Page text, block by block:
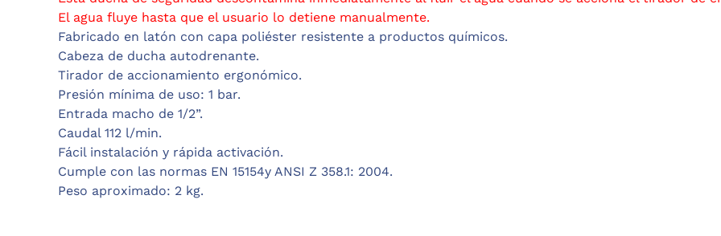
El agua fluye hasta que el usuario lo detiene manualmente.
Fabricado en latón con capa poliéster resistente a productos químicos.
Cabeza de ducha autodrenante.
Tirador de accionamiento ergonómico.
Presión mínima de uso: 1 bar.
Entrada macho de 1/2”.
Caudal 112 l/min.
Fácil instalación y rápida activación.
Cumple con las normas EN 15154y ANSI Z 358.1: 2004.
Peso aproximado: 2 kg.